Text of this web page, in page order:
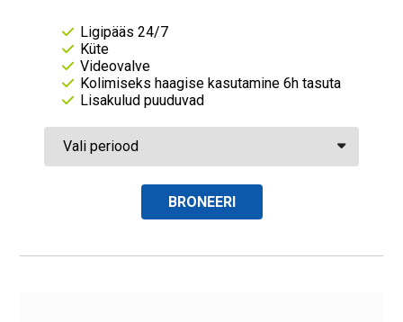
Ligipääs 24/7
Küte
Videovalve
Kolimiseks haagise kasutamine 6h tasuta
Lisakulud puuduvad
BRONEERI